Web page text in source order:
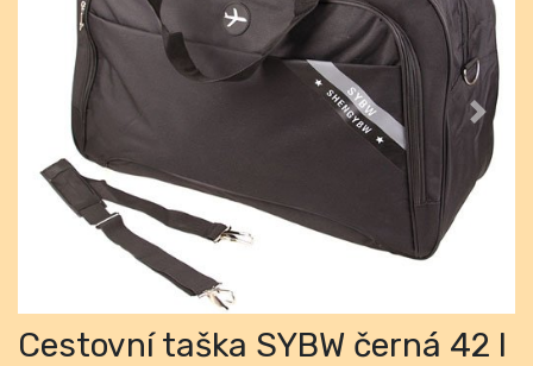
Previous Next
Cestovní taška SYBW černá 42 l